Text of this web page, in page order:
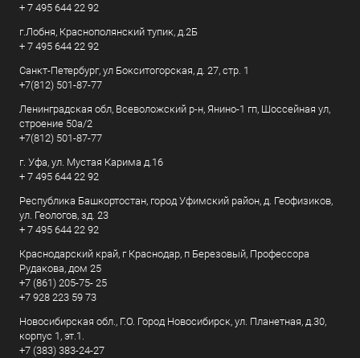
+ 7 495 644 22 92
г.Лобня, Краснополянский тупик, д.2Б
+ 7 495 644 22 92
Санкт-Петербург, ул Бокситогорская, д. 27, стр. 1
+7(812) 501-87-77
Ленинградская обл, Всеволожский р-н, Янино-1 гп, Шоссейная ул,
строение 50а/2
+7(812) 501-87-77
г. Уфа, ул. Мустая Карима д.16
+ 7 495 644 22 92
Республика Башкортостан, город Уфимский район, д. Геофизиков,
ул. Геологов, зд. 23
+ 7 495 644 22 92
Краснодарский край, г Краснодар, п Березовый, Профессора
Рудакова, дом 25
+7 (861) 205-75- 25
+7 928 223 59 73
Новосибирская обл., Г.О. Город Новосибирск, ул. Планетная, д.30,
корпус 1, эт.1.
+7 (383) 383-24-27